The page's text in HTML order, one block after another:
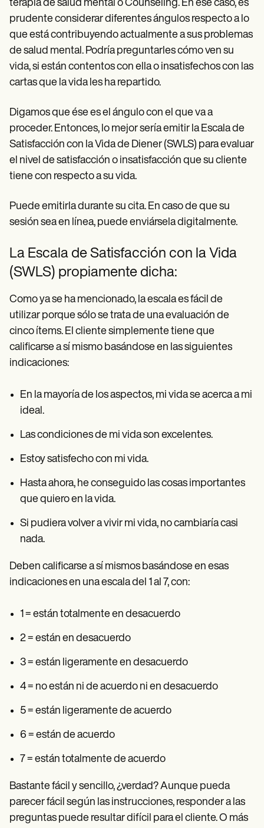
terapia de salud mental o Counseling. En ese caso, es
prudente considerar diferentes ángulos respecto a lo
que está contribuyendo actualmente a sus problemas
de salud mental. Podría preguntarles cómo ven su
vida, si están contentos con ella o insatisfechos con las
cartas que la vida les ha repartido.
Digamos que ése es el ángulo con el que va a
proceder. Entonces, lo mejor sería emitir la Escala de
Satisfacción con la Vida de Diener (SWLS) para evaluar
el nivel de satisfacción o insatisfacción que su cliente
tiene con respecto a su vida.
Puede emitirla durante su cita. En caso de que su
sesión sea en línea, puede enviársela digitalmente.
La Escala de Satisfacción con la Vida
(SWLS) propiamente dicha:
Como ya se ha mencionado, la escala es fácil de
utilizar porque sólo se trata de una evaluación de
cinco ítems. El cliente simplemente tiene que
calificarse a sí mismo basándose en las siguientes
indicaciones:
En la mayoría de los aspectos, mi vida se acerca a mi
ideal.
Las condiciones de mi vida son excelentes.
Estoy satisfecho con mi vida.
Hasta ahora, he conseguido las cosas importantes
que quiero en la vida.
Si pudiera volver a vivir mi vida, no cambiaría casi
nada.
Deben calificarse a sí mismos basándose en esas
indicaciones en una escala del 1 al 7, con:
1 = están totalmente en desacuerdo
2 = están en desacuerdo
3 = están ligeramente en desacuerdo
4 = no están ni de acuerdo ni en desacuerdo
5 = están ligeramente de acuerdo
6 = están de acuerdo
7 = están totalmente de acuerdo
Bastante fácil y sencillo, ¿verdad? Aunque pueda
parecer fácil según las instrucciones, responder a las
preguntas puede resultar difícil para el cliente. O más